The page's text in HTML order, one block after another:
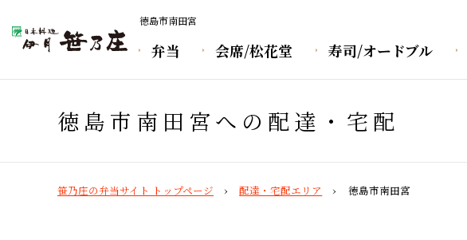
徳島市南田宮
弁当 会席/松花堂 寿司/オードブル
徳島市南田宮への配達・宅配
笹乃庄の弁当サイト トップページ 配達・宅配エリア 徳島市南田宮